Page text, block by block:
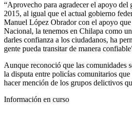
“Aprovecho para agradecer el apoyo del
2015, al igual que el actual gobierno
Manuel López Obrador con el apoyo
Nacional, la tenemos en Chilapa como
darles confianza a los ciudadanos, ha
gente pueda transitar de manera
Aunque reconoció que las comunidades
la disputa entre policías comunitarios
hacer mención de los grupos delictivos
Información en curso